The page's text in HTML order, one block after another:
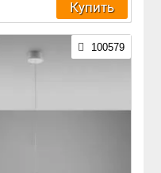
Купить
100579